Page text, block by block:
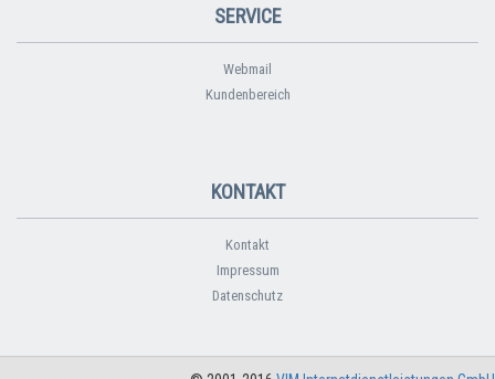
SERVICE
Webmail
Kundenbereich
KONTAKT
Kontakt
Impressum
Datenschutz